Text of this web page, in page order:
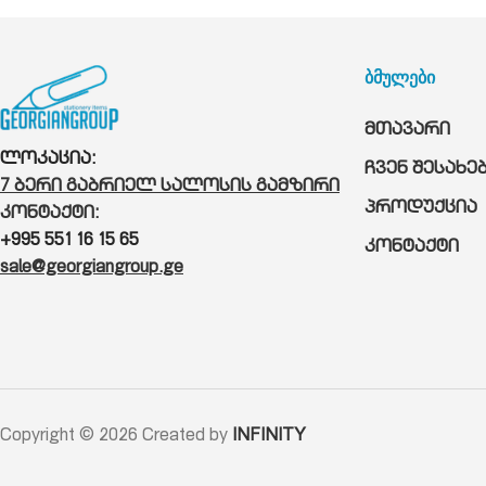
ლოკაცია:
7 ბერი გაბრიელ სალოსის გამზირი
კონტაქტი:
+995 551 16 15 65
sale@georgiangroup.ge
ბმულები
მთავარი
ჩვენ
პროდუქცია
კონტაქტი
Copyright © 2026 Created by INFINITY